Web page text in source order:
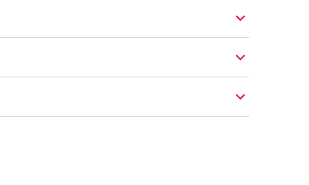
als u het kenteken correct hebt ingevoerd, zonder
te openen. De ideale afstand tussen de
kenteken na de boeking nog op elk gewenst